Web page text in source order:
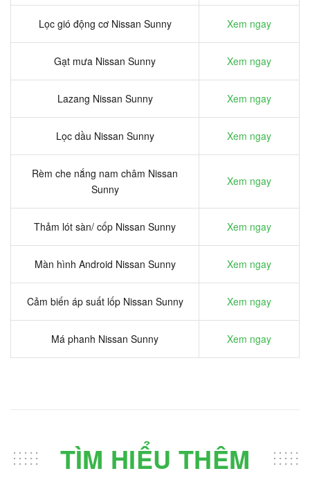
Lọc gió động cơ Nissan Sunny Xem ngay
Gạt mưa Nissan Sunny Xem ngay
Lazang Nissan Sunny Xem ngay
Lọc dầu Nissan Sunny Xem ngay
Rèm che nắng nam châm Nissan
Sunny
Xem ngay
Thảm lót sàn/ cốp Nissan Sunny Xem ngay
Màn hình Android Nissan Sunny Xem ngay
Cảm biến áp suất lốp Nissan Sunny Xem ngay
Má phanh Nissan Sunny Xem ngay
TÌM HIỂU THÊM